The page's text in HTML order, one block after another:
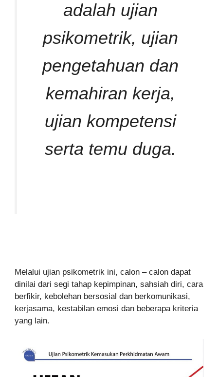
adalah ujian
psikometrik, ujian
pengetahuan dan
kemahiran kerja,
ujian kompetensi
serta temu duga.
Melalui ujian psikometrik ini, calon – calon dapat
dinilai dari segi tahap kepimpinan, sahsiah diri, cara
berfikir, kebolehan bersosial dan berkomunikasi,
kerjasama, kestabilan emosi dan beberapa kriteria
yang lain.